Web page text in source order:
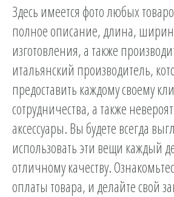
Здесь имеется фото любых
полное описание, длина,
изготовления, а также
итальянский производитель,
предоставить каждому своему
сотрудничества, а также
аксессуары. Вы будете всегда
использовать эти вещи каждый
отличному качеству.
оплаты товара, и делайте свой